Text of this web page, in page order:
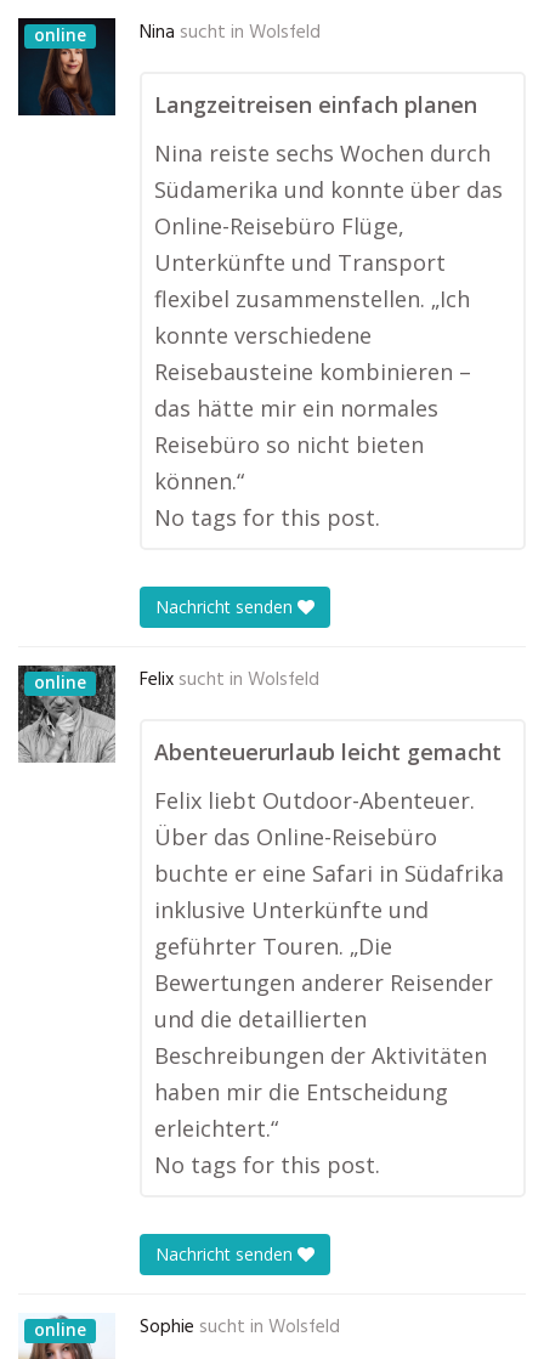
online Nina sucht in Wolsfeld
Langzeitreisen einfach planen
Nina reiste sechs Wochen durch
Südamerika und konnte über das
Online-Reisebüro Flüge,
Unterkünfte und Transport
flexibel zusammenstellen. „Ich
konnte verschiedene
Reisebausteine kombinieren –
das hätte mir ein normales
Reisebüro so nicht bieten
können.“
No tags for this post.
Nachricht senden
online Felix sucht in Wolsfeld
Abenteuerurlaub leicht gemacht
Felix liebt Outdoor-Abenteuer.
Über das Online-Reisebüro
buchte er eine Safari in Südafrika
inklusive Unterkünfte und
geführter Touren. „Die
Bewertungen anderer Reisender
und die detaillierten
Beschreibungen der Aktivitäten
haben mir die Entscheidung
erleichtert.“
No tags for this post.
Nachricht senden
online Sophie sucht in Wolsfeld